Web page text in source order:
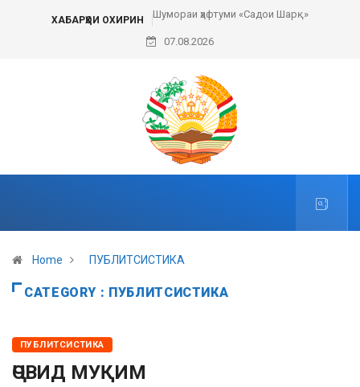
ХАБАРҲОИ ОХИРИН Шумораи ҳафтуми «Садои Шарқ»
07.08.2026
Home ПУБЛИТСИСТИКА
CATEGORY : ПУБЛИТСИСТИКА
ПУБЛИТСИСТИКА
ҶОВИД МУҚИМ